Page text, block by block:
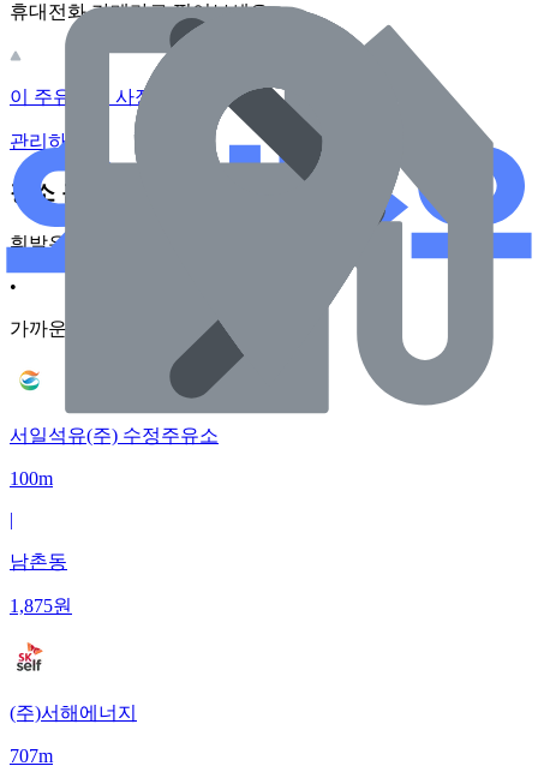
휴대전화 카메라로 찍어보세요
이 주유소의 사장님이신가요?
관리하기
장소 근처 주유소
휘발유
•
가까운순
서일석유(주) 수정주유소
100m
|
남촌동
1,875원
(주)서해에너지
707m